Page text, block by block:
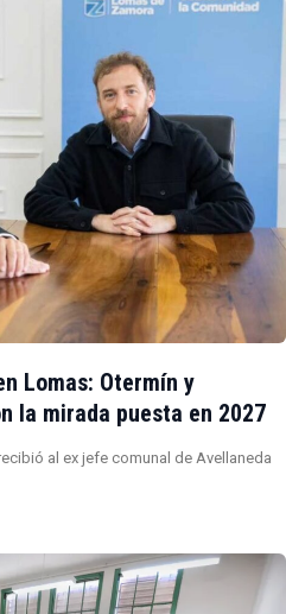
Lomas: Otermín y
la mirada puesta en 2027
al ex jefe comunal de Avellaneda